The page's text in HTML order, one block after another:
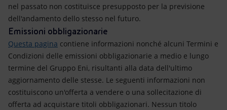
nel passato non costituisce presupposto per la previsione
dell'andamento dello stesso nel futuro.
Emissioni obbligazionarie
Questa pagina contiene informazioni nonché alcuni Termini e
Condizioni delle emissioni obbligazionarie a medio e lungo
termine del Gruppo Eni, risultanti alla data dell'ultimo
aggiornamento delle stesse. Le seguenti informazioni non
costituiscono un'offerta a vendere o una sollecitazione di
offerta ad acquistare titoli obbligazionari. Nessun titolo